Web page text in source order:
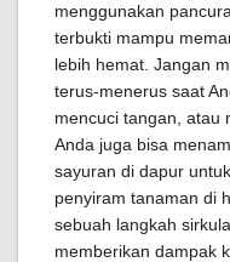
menggunakan
terbukti mampu
lebih hemat. Jangan
terus-menerus saat
mencuci tangan, atau
Anda juga bisa
sayuran di dapur
penyiram tanaman di
sebuah langkah
memberikan dampak